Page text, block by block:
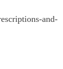
and-